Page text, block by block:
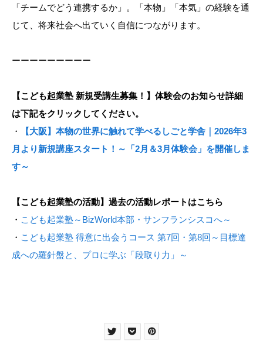
「チームでどう連携するか」。「本物」「本気」の経験を通
じて、将来社会へ出ていく自信につながります。
ーーーーーーーーー
【こども起業塾 新規受講生募集！】体験会のお知らせ詳細
は下記をクリックしてください。
・
【大阪】本物の世界に触れて学べるしごと学舎｜2026年3
月より新規講座スタート！～「2月＆3月体験会」を開催しま
す～
【こども起業塾の活動】過去の活動レポートはこちら
・ こども起業塾～BizWorld本部・サンフランシスコへ～
・ こども起業塾 得意に出会うコース 第7回・第8回～目標達
成への羅針盤と、プロに学ぶ「段取り力」～